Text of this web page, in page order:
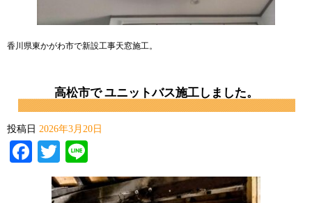
香川県東かがわ市で新設工事天窓施工。
高松市で ユニットバス施工しました。
投稿日 2026年3月20日
Facebook
Twitter